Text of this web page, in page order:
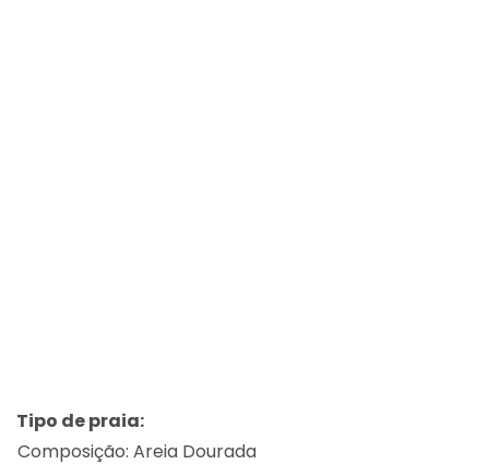
Tipo de praia:
Composição: Areia Dourada